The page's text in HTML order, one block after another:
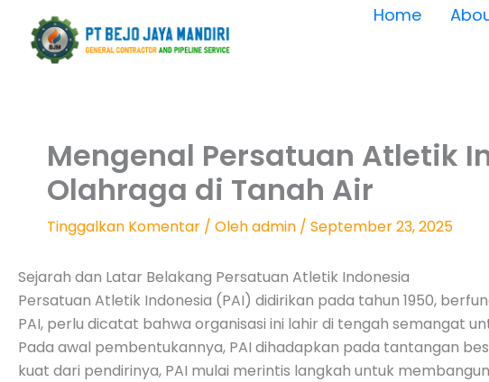
konten
Home
Mengenal Persatuan Atletik
Olahraga di Tanah Air
Tinggalkan Komentar / Olehadmin / September 23, 2025
Sejarah dan Latar Belakang Persatuan Atletik Indonesia
Persatuan Atletik Indonesia (PAI) didirikan pada tahun 1950,
PAI, perlu dicatat bahwa organisasi ini lahir di tengah semangat
Pada awal pembentukannya, PAI dihadapkan pada tantangan
kuat dari pendirinya, PAI mulai merintis langkah untuk